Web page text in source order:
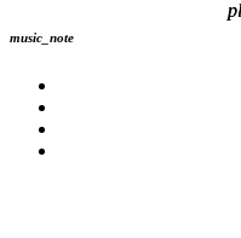
music_note